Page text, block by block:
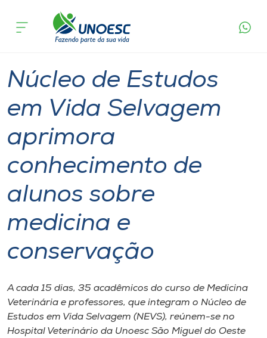
Cursos
Atendimento ao Estudante
Portal de Ensino
Unoesc
Internacionalização
I.nova
Diplomados
acontece
conservação
Núcleo de Estudos
em Vida Selvagem
aprimora
conhecimento de
alunos sobre
medicina e
conservação
A cada 15 dias, 35 acadêmicos do curso de Medicina
Veterinária e professores, que integram o Núcleo de
Estudos em Vida Selvagem (NEVS), reúnem-se no
Hospital Veterinário da Unoesc São Miguel do Oeste